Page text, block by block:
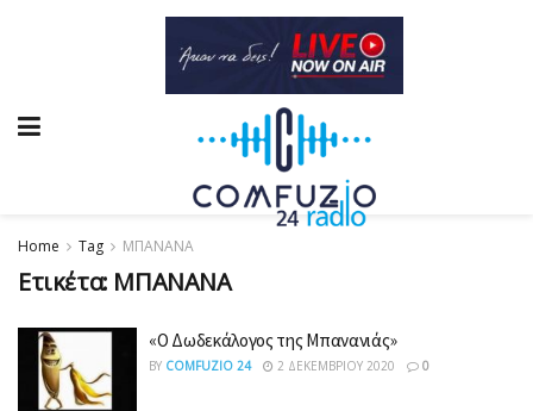
Home Tag ΜΠΑΝΑΝΑ
Ετικέτα: ΜΠΑΝΑΝΑ
«Ο Δωδεκάλογος της Μπανανιάς»
BY COMFUZIO 24 2 ΔΕΚΕΜΒΡΊΟΥ 2020 0